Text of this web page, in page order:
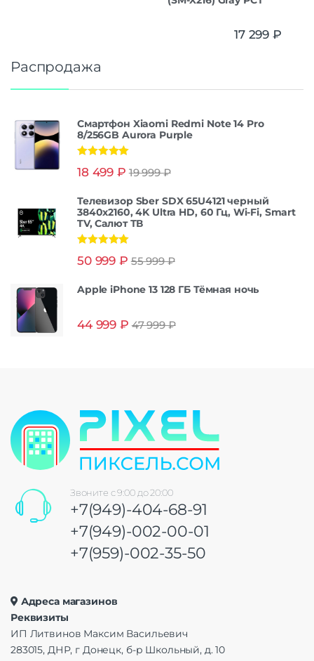
17 299 ₽
Распродажа
Смартфон Xiaomi Redmi Note 14 Pro
8/256GB Aurora Purple
из 5
18 499 ₽ 19 999₽
Телевизор Sber SDX 65U4121 черный
3840x2160, 4K Ultra HD, 60 Гц, Wi-Fi, Smart
TV, Салют ТВ
из 5
50 999 ₽ 55 999₽
Apple iPhone 13 128 ГБ Тёмная ночь
44 999 ₽ 47 999₽
Звоните с 9:00 до 20:00
+7(949)-404-68-91
+7(949)-002-00-01
+7(959)-002-35-50
Адреса магазинов
Реквизиты
ИП Литвинов Максим Васильевич
283015, ДНР, г Донецк, б-р Школьный, д. 10